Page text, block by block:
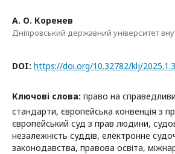
А. О. Коренев
Дніпровський державний університет
DOI: https://doi.org/10.32782/klj/
Ключові слова: право на
стандарти, європейська конвенція з
європейський суд з прав людини,
незалежність суддів, електронне
законодавства, правова освіта,